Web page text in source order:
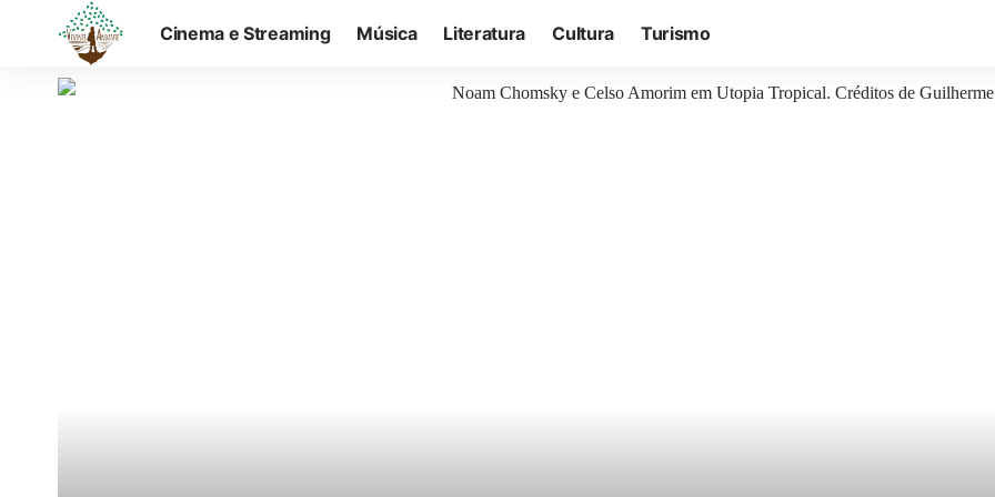
Cinema e Streaming Música Literatura Cultura Turismo